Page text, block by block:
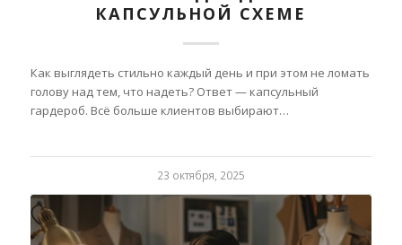
КАПСУЛЬНОЙ СХЕМЕ
Как выглядеть стильно каждый день и при этом не ломать
голову над тем, что надеть? Ответ — капсульный
гардероб. Всё больше клиентов выбирают…
23 октября, 2025